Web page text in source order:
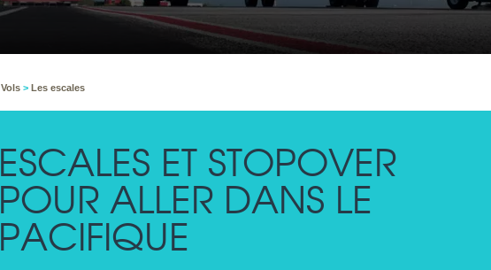
Vols > Les escales
ESCALES ET STOPOVER
POUR ALLER DANS LE
PACIFIQUE